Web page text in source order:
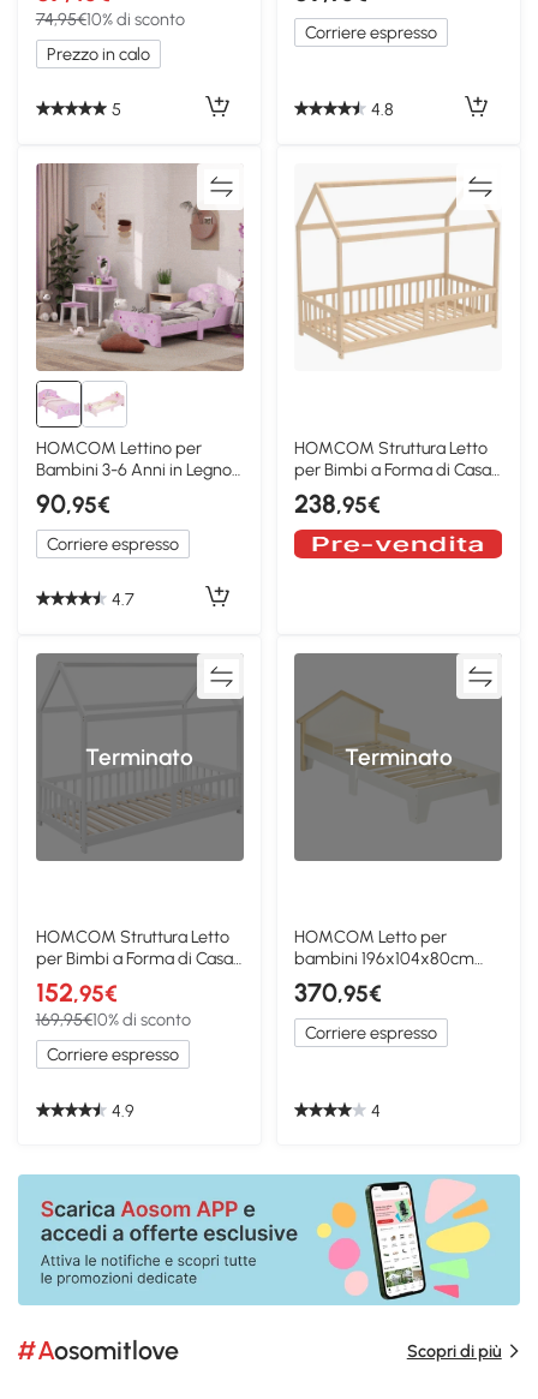
74,95€10% di sconto
Prezzo in calo
5
Corriere espresso
4.8
HOMCOM Lettino per
Bambini 3-6 Anni in Legno
Rosa con Bordo
90,95€
Corriere espresso
4.7
HOMCOM Struttura Letto
per Bimbi a Forma di Casa,
Color Legno
238,95€
Terminato
HOMCOM Struttura Letto
per Bimbi a Forma di Casa
in Legno Bianco
152,95€
169,95€10% di sconto
Corriere espresso
4.9
Terminato
HOMCOM Letto per
bambini 196x104x80cm
Bianco
370,95€
Corriere espresso
4
#Aosomitlove Scopri di più